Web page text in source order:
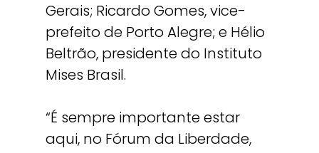
Gerais; Ricardo Gomes, vice-
prefeito de Porto Alegre; e Hélio
Beltrão, presidente do Instituto
Mises Brasil.
“É sempre importante estar
aqui, no Fórum da Liberdade,